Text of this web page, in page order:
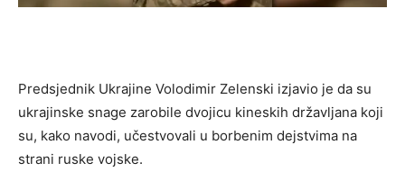
Predsjednik Ukrajine Volodimir Zelenski izjavio je da su
ukrajinske snage zarobile dvojicu kineskih državljana koji
su, kako navodi, učestvovali u borbenim dejstvima na
strani ruske vojske.